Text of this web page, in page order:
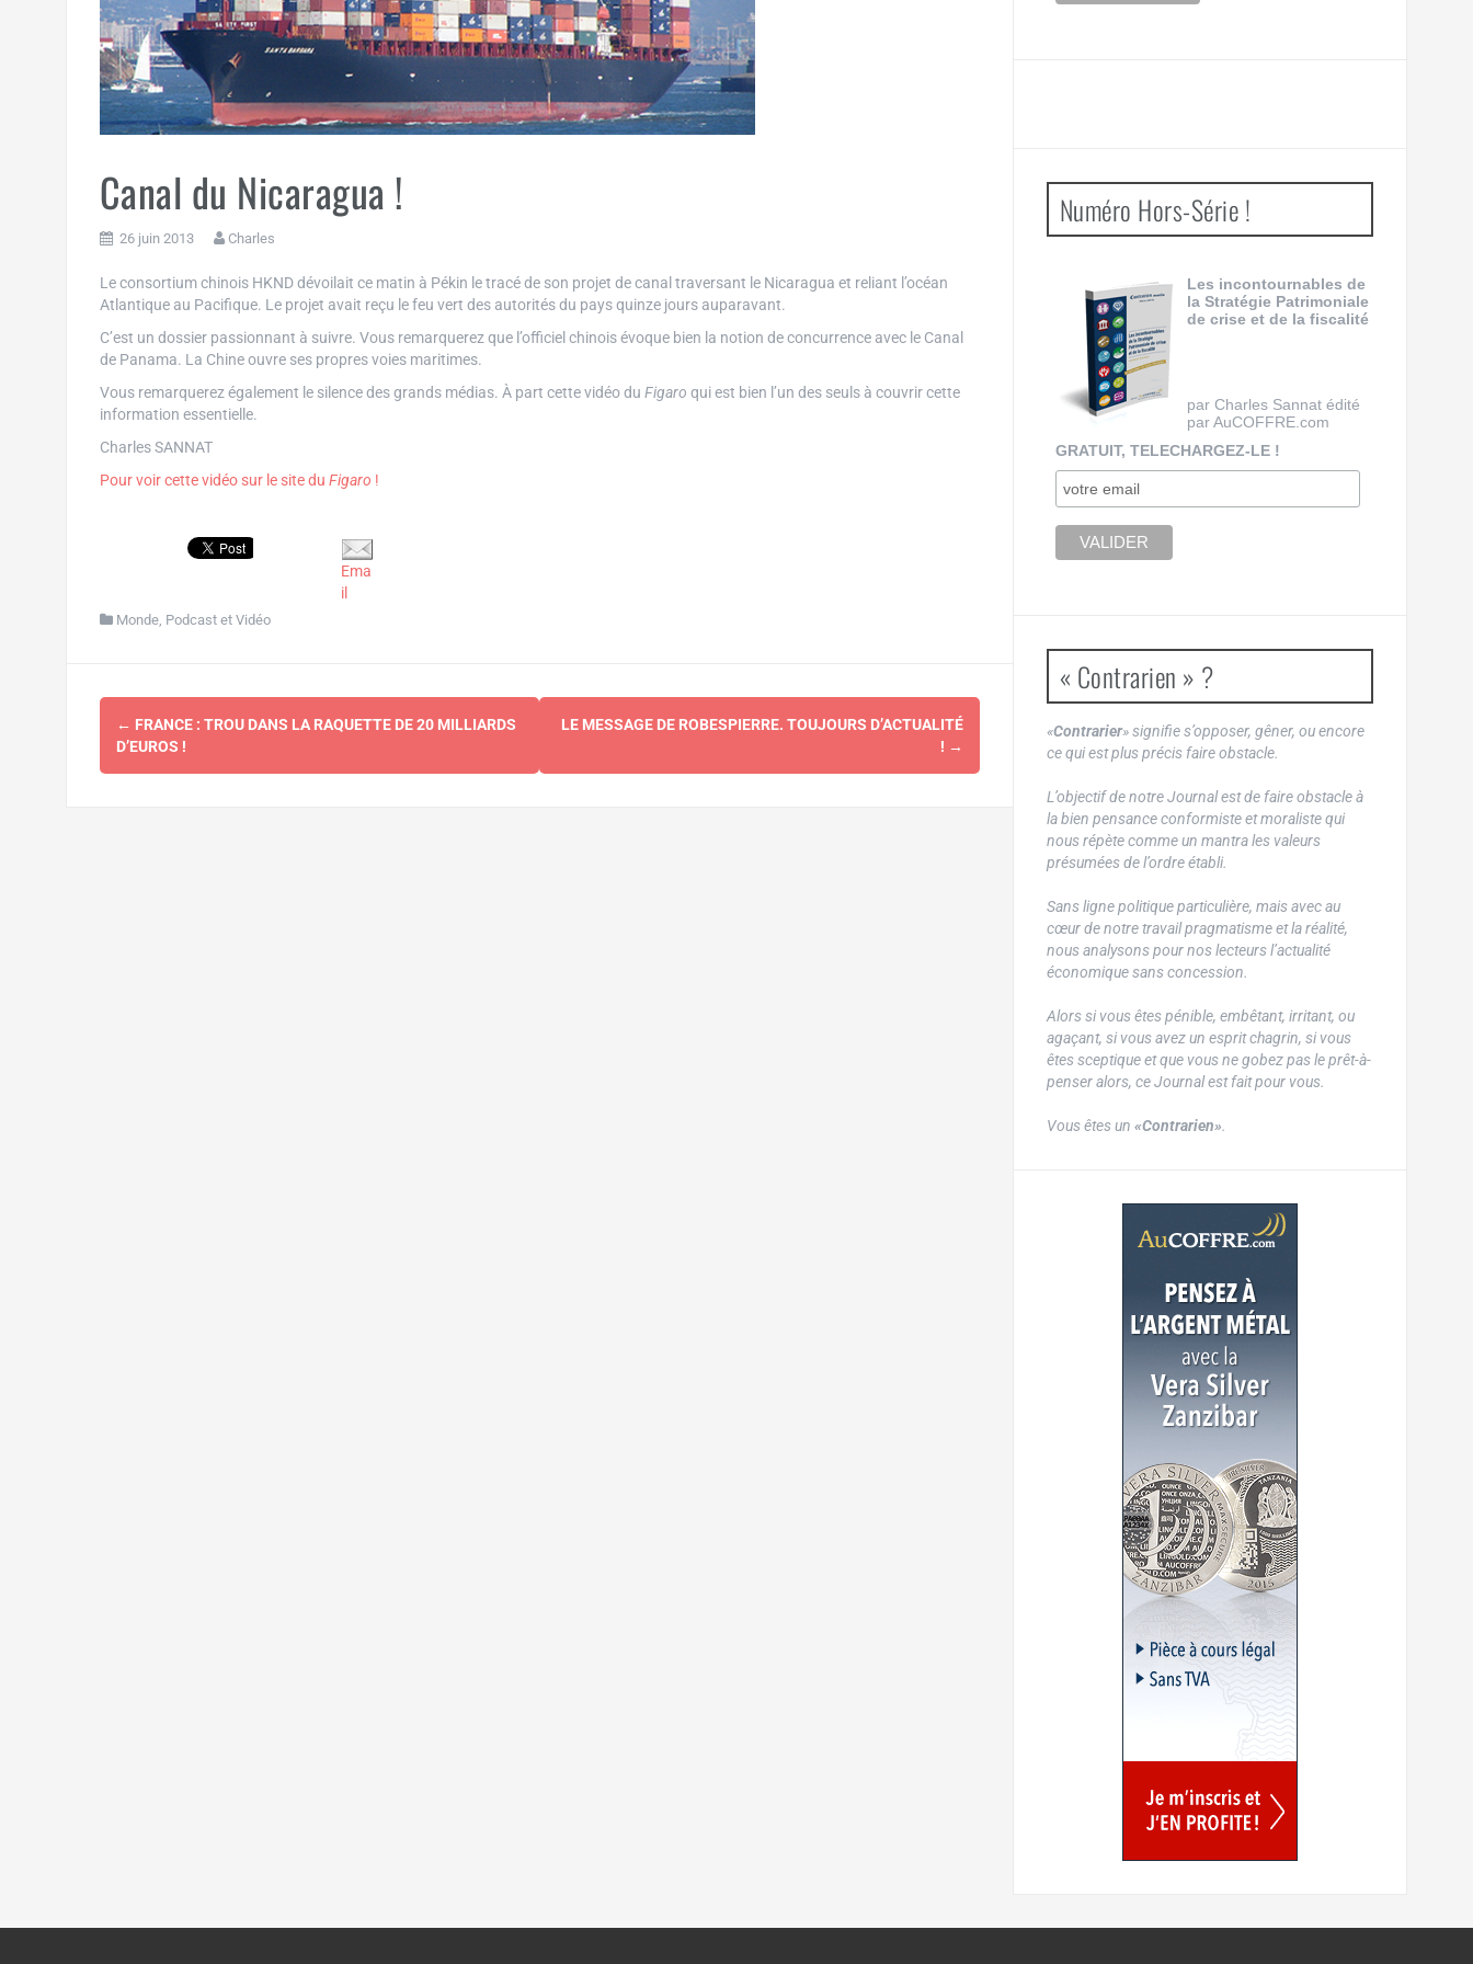
Canal du Nicaragua !
26 juin 2013 Charles
Le consortium chinois HKND dévoilait ce matin à Pékin le tracé de son projet de canal traversant le Nicaragua et reliant l’océan
Atlantique au Pacifique. Le projet avait reçu le feu vert des autorités du pays quinze jours auparavant.
C’est un dossier passionnant à suivre. Vous remarquerez que l’officiel chinois évoque bien la notion de concurrence avec le Canal
de Panama. La Chine ouvre ses propres voies maritimes.
Vous remarquerez également le silence des grands médias. À part cette vidéo du Figaro qui est bien l’un des seuls à couvrir cette
information essentielle.
Charles SANNAT
Pour voir cette vidéo sur le site du Figaro !
Ema
il
Monde, Podcast et Vidéo
Navigation
d'article
← FRANCE : TROU DANS LA RAQUETTE DE 20 MILLIARDS
D’EUROS !
LE MESSAGE DE ROBESPIERRE. TOUJOURS D’ACTUALITÉ
! →
Numéro Hors-Série !
Les incontournables de
la Stratégie Patrimoniale
de crise et de la fiscalité
par Charles Sannat édité
par AuCOFFRE.com
GRATUIT, TELECHARGEZ-LE !
« Contrarien » ?
«Contrarier» signifie s’opposer, gêner, ou encore
ce qui est plus précis faire obstacle.
L’objectif de notre Journal est de faire obstacle à
la bien pensance conformiste et moraliste qui
nous répète comme un mantra les valeurs
présumées de l’ordre établi.
Sans ligne politique particulière, mais avec au
cœur de notre travail pragmatisme et la réalité,
nous analysons pour nos lecteurs l’actualité
économique sans concession.
Alors si vous êtes pénible, embêtant, irritant, ou
agaçant, si vous avez un esprit chagrin, si vous
êtes sceptique et que vous ne gobez pas le prêt-à-
penser alors, ce Journal est fait pour vous.
Vous êtes un «Contrarien».